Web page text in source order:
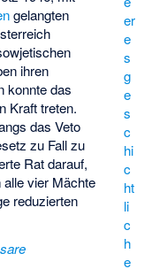
er
e
s
g
e
s
c
hi
c
ht
li
c
h
e
gelangten
ihren
konnte das
Kraft treten.
das Veto
zu Fall zu
Rat darauf,
alle vier Mächte
reduzierten